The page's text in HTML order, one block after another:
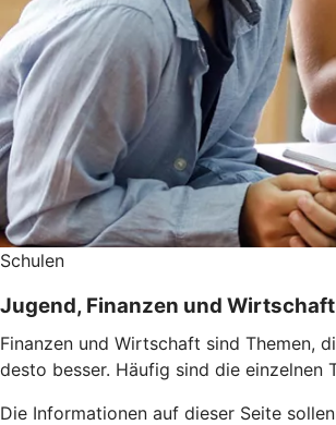
Schulen
Jugend, Finanzen und Wirtschaft
Finanzen und Wirtschaft sind Themen,
desto besser. Häufig sind die einzelnen
Die Informationen auf dieser Seite